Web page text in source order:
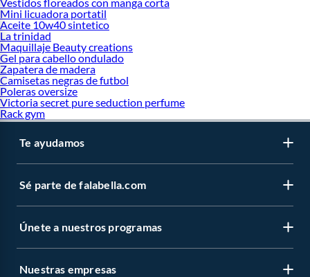
Vestidos floreados con manga corta
Mini licuadora portatil
Aceite 10w40 sintetico
La trinidad
Maquillaje Beauty creations
Gel para cabello ondulado
Zapatera de madera
Camisetas negras de futbol
Poleras oversize
Victoria secret pure seduction perfume
Rack gym
Te ayudamos
Sé parte de falabella.com
Únete a nuestros programas
Nuestras empresas